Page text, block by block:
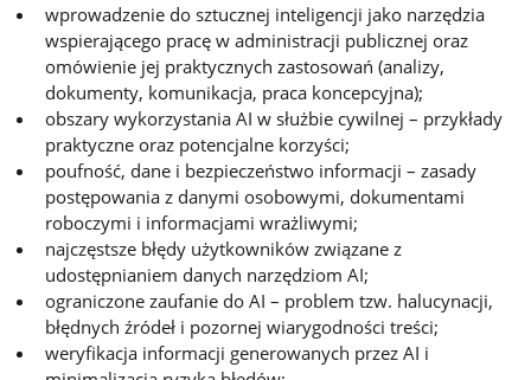
wprowadzenie do sztucznej inteligencji jako narzędzia
wspierającego pracę w administracji publicznej oraz
omówienie jej praktycznych zastosowań (analizy,
dokumenty, komunikacja, praca koncepcyjna);
obszary wykorzystania AI w służbie cywilnej – przykłady
praktyczne oraz potencjalne korzyści;
poufność, dane i bezpieczeństwo informacji – zasady
postępowania z danymi osobowymi, dokumentami
roboczymi i informacjami wrażliwymi;
najczęstsze błędy użytkowników związane z
udostępnianiem danych narzędziom AI;
ograniczone zaufanie do AI – problem tzw. halucynacji,
błędnych źródeł i pozornej wiarygodności treści;
weryfikacja informacji generowanych przez AI i